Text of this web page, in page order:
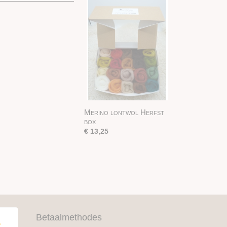
Merino lontwol Herfst
box
€ 13,25
Betaalmethodes